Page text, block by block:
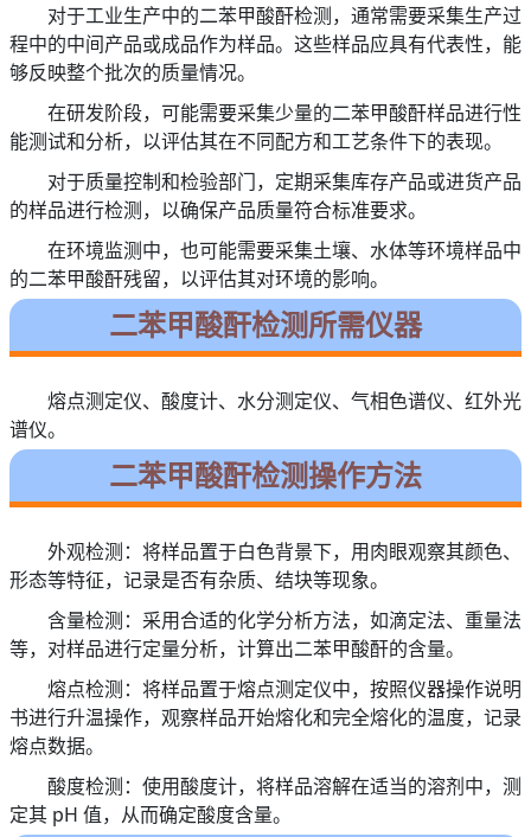
对于工业生产中的二苯甲酸酐检测，通常需要采集生产过
程中的中间产品或成品作为样品。这些样品应具有代表性，能
够反映整个批次的质量情况。
在研发阶段，可能需要采集少量的二苯甲酸酐样品进行性
能测试和分析，以评估其在不同配方和工艺条件下的表现。
对于质量控制和检验部门，定期采集库存产品或进货产品
的样品进行检测，以确保产品质量符合标准要求。
在环境监测中，也可能需要采集土壤、水体等环境样品中
的二苯甲酸酐残留，以评估其对环境的影响。
二苯甲酸酐检测所需仪器
熔点测定仪、酸度计、水分测定仪、气相色谱仪、红外光
谱仪。
二苯甲酸酐检测操作方法
外观检测：将样品置于白色背景下，用肉眼观察其颜色、
形态等特征，记录是否有杂质、结块等现象。
含量检测：采用合适的化学分析方法，如滴定法、重量法
等，对样品进行定量分析，计算出二苯甲酸酐的含量。
熔点检测：将样品置于熔点测定仪中，按照仪器操作说明
书进行升温操作，观察样品开始熔化和完全熔化的温度，记录
熔点数据。
酸度检测：使用酸度计，将样品溶解在适当的溶剂中，测
定其 pH 值，从而确定酸度含量。